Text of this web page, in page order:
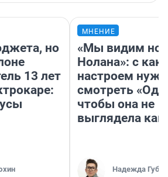
но
13 лет
МНЕНИЕ
«Мы видим
Нолана»: с
настроем
смотреть
чтобы она не
выглядела как
Надежда